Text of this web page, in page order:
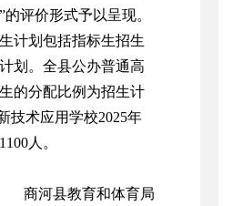
评价形式予以呈现。
计划包括指标生招生
划。全县公办普通高
的分配比例为招生计
技术应用学校2025年
人。
商河县教育和体育局